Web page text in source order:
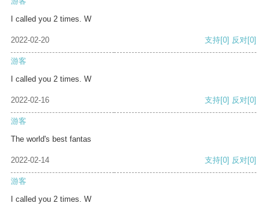
I called you 2 times. W
2022-02-20 支持[0] 反对[0]
游客
I called you 2 times. W
2022-02-16 支持[0] 反对[0]
游客
The world's best fantas
2022-02-14 支持[0] 反对[0]
游客
I called you 2 times. W